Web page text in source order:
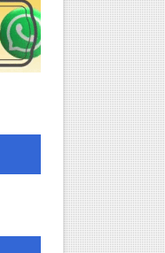
வெளியீடு!